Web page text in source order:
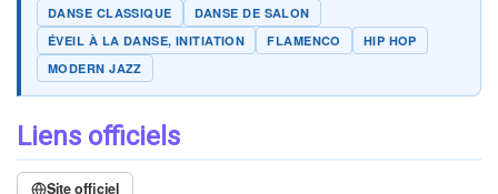
DANSE CLASSIQUE
DANSE DE SALON
ÉVEIL À LA DANSE, INITIATION
FLAMENCO
HIP HOP
MODERN JAZZ
Liens officiels
Site officiel